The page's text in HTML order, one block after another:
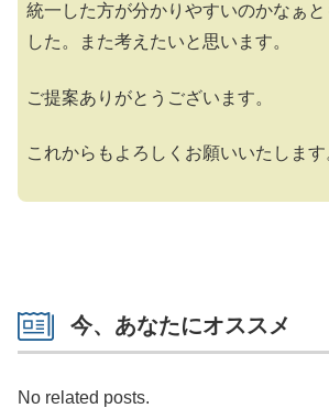
統一した方が分かりやすいのかなぁと
した。また考えたいと思います。
ご提案ありがとうございます。
これからもよろしくお願いいたします
今、あなたにオススメ
No related posts.